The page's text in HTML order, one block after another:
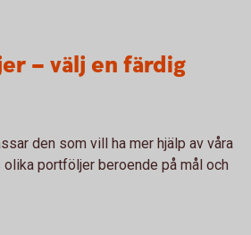
– välj en färdig
den som vill ha mer hjälp av våra
portföljer beroende på mål och